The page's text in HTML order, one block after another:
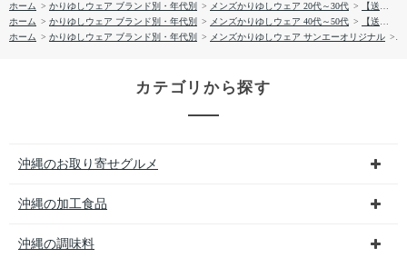
ホーム > かりゆしウェア ブランド別・年代別 > メンズかりゆしウェア 20代～30代 >
【送料無料】マリン・リュウキュウ かりゆしウェア P-GSM53013S
ホーム > かりゆしウェア ブランド別・年代別 > メンズかりゆしウェア 40代～50代 >
【送料無料】マリン・リュウキュウ かりゆしウェア P-GSM53013S
ホーム > かりゆしウェア ブランド別・年代別 > メンズかりゆしウェア サンエーオリジナル
カテゴリから探す
沖縄のお取り寄せグルメ
沖縄の加工食品
沖縄の調味料